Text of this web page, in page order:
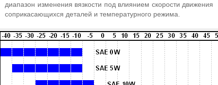
диапазон изменения вязкости под влиянием скорости движения
соприкасающихся деталей и температурного режима.